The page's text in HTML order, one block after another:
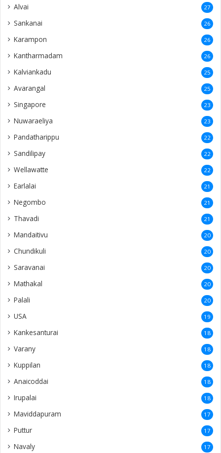
Alvai 27
Sankanai 26
Karampon 26
Kantharmadam 26
Kalviankadu 25
Avarangal 25
Singapore 23
Nuwaraeliya 23
Pandatharippu 22
Sandilipay 22
Wellawatte 22
Earlalai 21
Negombo 21
Thavadi 21
Mandaitivu 20
Chundikuli 20
Saravanai 20
Mathakal 20
Palali 20
USA 19
Kankesanturai 18
Varany 18
Kuppilan 18
Anaicoddai 18
Irupalai 18
Maviddapuram 17
Puttur 17
Navaly 17